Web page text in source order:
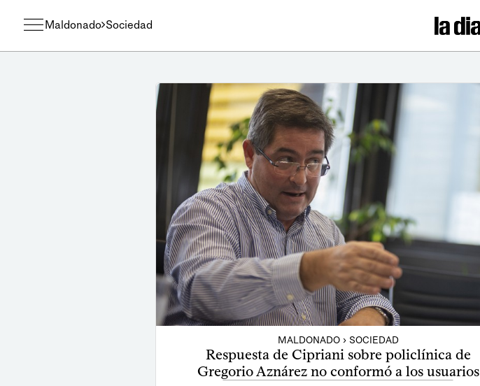
Maldonado Sociedad
MALDONADO › SOCIEDAD
Respuesta de Cipriani sobre policlínica de
Gregorio Aznárez no conformó a los usuarios